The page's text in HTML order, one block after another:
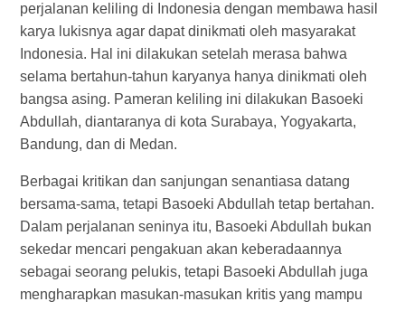
perjalanan keliling di Indonesia dengan membawa hasil
karya lukisnya agar dapat dinikmati oleh masyarakat
Indonesia. Hal ini dilakukan setelah merasa bahwa
selama bertahun-tahun karyanya hanya dinikmati oleh
bangsa asing. Pameran keliling ini dilakukan Basoeki
Abdullah, diantaranya di kota Surabaya, Yogyakarta,
Bandung, dan di Medan.
Berbagai kritikan dan sanjungan senantiasa datang
bersama-sama, tetapi Basoeki Abdullah tetap bertahan.
Dalam perjalanan seninya itu, Basoeki Abdullah bukan
sekedar mencari pengakuan akan keberadaannya
sebagai seorang pelukis, tetapi Basoeki Abdullah juga
mengharapkan masukan-masukan kritis yang mampu